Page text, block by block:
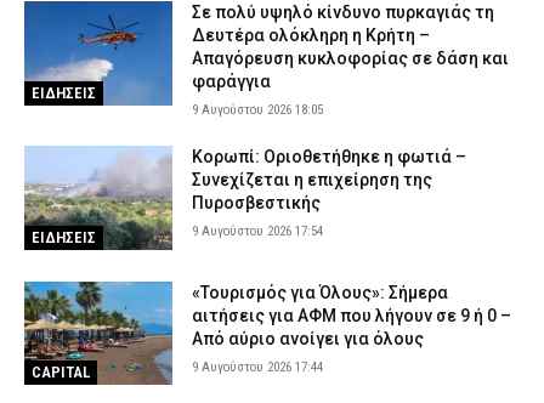
ΑΣΤΥΝΟΜΙΑ 9 Αυγούστου 2026 11:12
«Ερυθρός Σταυρός»: Ασθενής ξυλοκόπησε άγρια νοσηλεύτρια,
την άρπαξε από τα μαλλιά και τη χτύπησε σε πόρτες – Τι
καταγγέλλει η ΠΟΕΔΗΝ
Χανιά: Συνελήφθη 52χρονος μετά από «έφοδο» της ΕΛ.ΑΣ. –
Βρήκαν κάνναβη και δενδρύλλια
ΑΣΤΥΝΟΜΙΑ 9 Αυγούστου 2026 10:42
εκτροπή δικύκλου – Νοσηλεύεται διασωληνωμένη
ΕΙΔΗΣΕΙΣ 9 Αυγούστου 2026 10:28
ΕΙΔΗΣΕΙΣ
Σε πολύ υψηλό κίνδυνο πυρκαγιάς τη
Δευτέρα ολόκληρη η Κρήτη –
Απαγόρευση κυκλοφορίας σε δάση και
φαράγγια
9 Αυγούστου 2026 18:05
ΕΙΔΗΣΕΙΣ
Κορωπί: Οριοθετήθηκε η φωτιά –
Συνεχίζεται η επιχείρηση της
Πυροσβεστικής
9 Αυγούστου 2026 17:54
CAPITAL
«Τουρισμός για Όλους»: Σήμερα
αιτήσεις για ΑΦΜ που λήγουν σε 9 ή 0 –
Από αύριο ανοίγει για όλους
9 Αυγούστου 2026 17:44